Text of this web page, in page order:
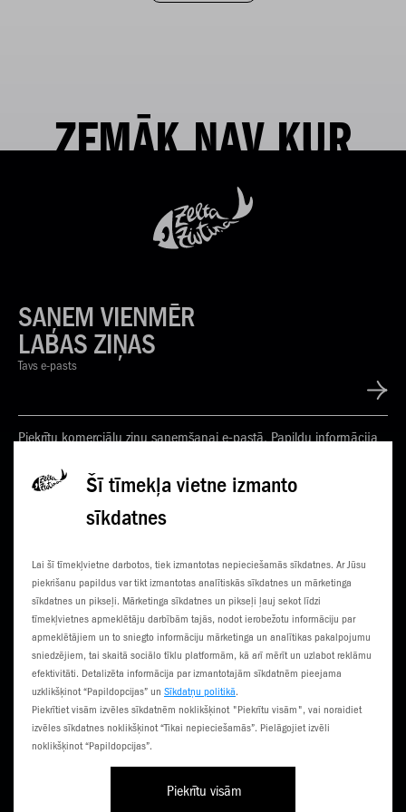
Šī tīmekļa vietne izmanto
sīkdatnes
Lai šī tīmekļvietne darbotos, tiek izmantotas nepieciešamās sīkdatnes. Ar Jūsu
piekrišanu papildus var tikt izmantotas analītiskās sīkdatnes un mārketinga
sīkdatnes un pikseļi. Mārketinga sīkdatnes un pikseļi ļauj sekot līdzi
tīmekļvietnes apmeklētāju darbībām tajās, nodot ierobežotu informāciju par
apmeklētājiem un to sniegto informāciju mārketinga un analītikas pakalpojumu
sniedzējiem, tai skaitā sociālo tīklu platformām, kā arī mērīt un uzlabot reklāmu
efektivitāti. Detalizēta informācija par izmantotajām sīkdatnēm pieejama
uzklikšķinot “Papildopcijas” un Sīkdatņu politikā.
Piekrītiet visām izvēles sīkdatnēm noklikšķinot "Piekrītu visām", vai noraidiet
izvēles sīkdatnes noklikšķinot “Tikai nepieciešamās”. Pielāgojiet izvēli
noklikšķinot “Papildopcijas”.
Piekrītu visām
ZEMĀK NAV KUR
SAŅEM VIENMĒR
LABAS ZIŅAS
Tavs e-pasts
Piekrītu komerciālu ziņu saņemšanai e-pastā. Papildu informācija
KLIENTU CENTRI
SŪTI SMS
ČEMPIONĀTS
3G NORIETS
TŪRISTIEM